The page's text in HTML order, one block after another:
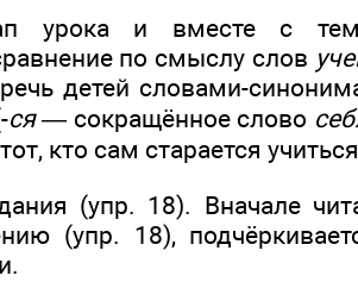
урока и вместе с
по смыслу слов
детей словами-
ся— сокращённое слово
кто сам старается
(упр. 18). Вначале
(упр. 18),